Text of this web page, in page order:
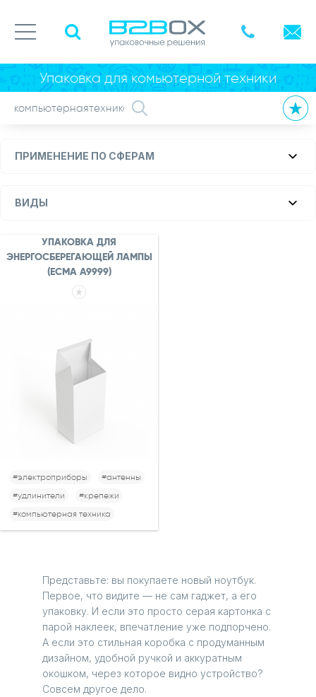
Упаковка для комьютерной техники
ПРИМЕНЕНИЕ ПО СФЕРАМ
ВИДЫ
УПАКОВКА ДЛЯ
ЭНЕРГОСБЕРЕГАЮЩЕЙ ЛАМПЫ
(ECMA A9999)
#электроприборы
#антенны
#удлинители
#крепежи
#компьютерная техника
Представьте: вы покупаете новый ноутбук.
Первое, что видите — не сам гаджет, а его
упаковку. И если это просто серая картонка с
парой наклеек, впечатление уже подпорчено.
А если это стильная коробка с продуманным
дизайном, удобной ручкой и аккуратным
окошком, через которое видно устройство?
Совсем другое дело.